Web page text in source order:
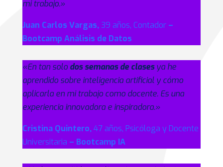
mi trabajo.»
Juan Carlos Vargas, 39 años, Contador –
Bootcamp Análisis de Datos
«En tan solo dos semanas de clasesya he
aprendido sobre inteligencia artificial y cómo
aplicarla en mi trabajo como docente. Es una
experiencia innovadora e inspiradora.»
Cristina Quintero,47 años, Psicóloga y Docente
Universitaria – Bootcamp IA